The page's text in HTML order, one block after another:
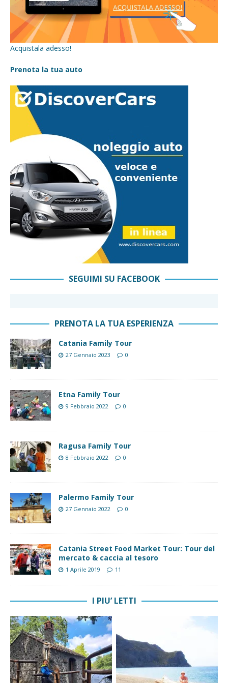
Acquistala adesso!
Prenota la tua auto
SEGUIMI SU FACEBOOK
PRENOTA LA TUA ESPERIENZA
Catania Family Tour
27 Gennaio 2023 0
Etna Family Tour
9 Febbraio 2022 0
Ragusa Family Tour
8 Febbraio 2022 0
Palermo Family Tour
27 Gennaio 2022 0
Catania Street Food Market Tour: Tour del
mercato & caccia al tesoro
1 Aprile 2019 11
I PIU’ LETTI